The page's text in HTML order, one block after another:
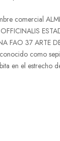
comercial
FAO 37 ARTE
como
en el estrecho